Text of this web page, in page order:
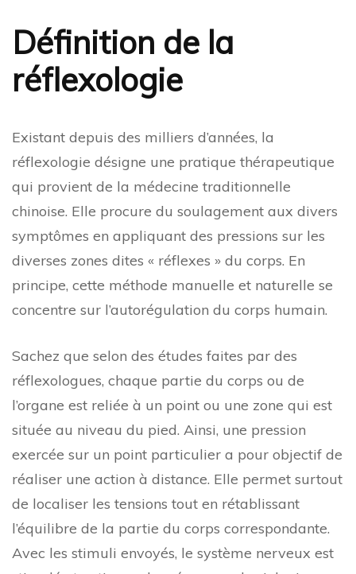
Définition de la
réflexologie
Existant depuis des milliers d’années, la
réflexologie désigne une pratique thérapeutique
qui provient de la médecine traditionnelle
chinoise. Elle procure du soulagement aux divers
symptômes en appliquant des pressions sur les
diverses zones dites « réflexes » du corps. En
principe, cette méthode manuelle et naturelle se
concentre sur l’autorégulation du corps humain.
Sachez que selon des études faites par des
réflexologues, chaque partie du corps ou de
l’organe est reliée à un point ou une zone qui est
située au niveau du pied. Ainsi, une pression
exercée sur un point particulier a pour objectif de
réaliser une action à distance. Elle permet surtout
de localiser les tensions tout en rétablissant
l’équilibre de la partie du corps correspondante.
Avec les stimuli envoyés, le système nerveux est